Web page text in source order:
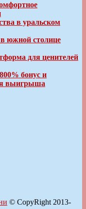
в уральском
южной столице
для ценителей
бонус и
выигрыша
© CopyRight 2013-